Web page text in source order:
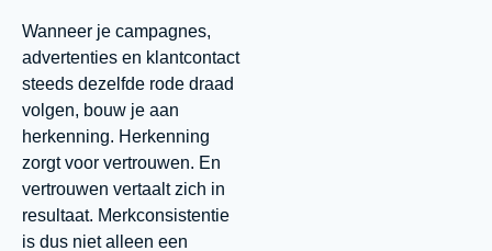
Wanneer je campagnes,
advertenties en klantcontact
steeds dezelfde rode draad
volgen, bouw je aan
herkenning. Herkenning
zorgt voor vertrouwen. En
vertrouwen vertaalt zich in
resultaat. Merkconsistentie
is dus niet alleen een